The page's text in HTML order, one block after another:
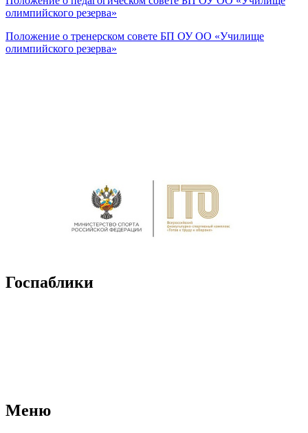
олимпийского резерва»
Положение о тренерском совете БП ОУ ОО «Училище
олимпийского резерва»
Госпаблики
Меню